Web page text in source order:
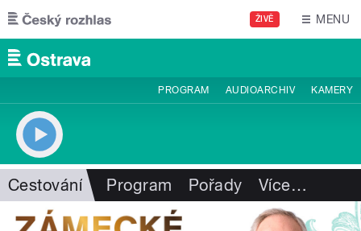
Přejít k hlavnímu obsahu
ŽIVĚ MENU
PROGRAM AUDIOARCHIV KAMERY
Cestování Program Pořady Více…